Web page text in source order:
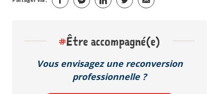
#Être accompagné(e)
Vous envisagez une reconversion
professionnelle ?